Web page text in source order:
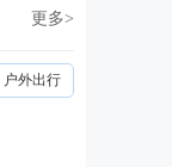
更多>
户外出行